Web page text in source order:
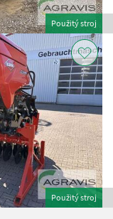
Použitý stroj
Použitý stroj